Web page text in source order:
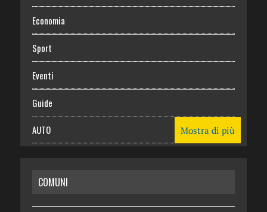
Economia
Sport
Eventi
Guide
AUTO
RISPARMIO
Mostra di più
COMUNI